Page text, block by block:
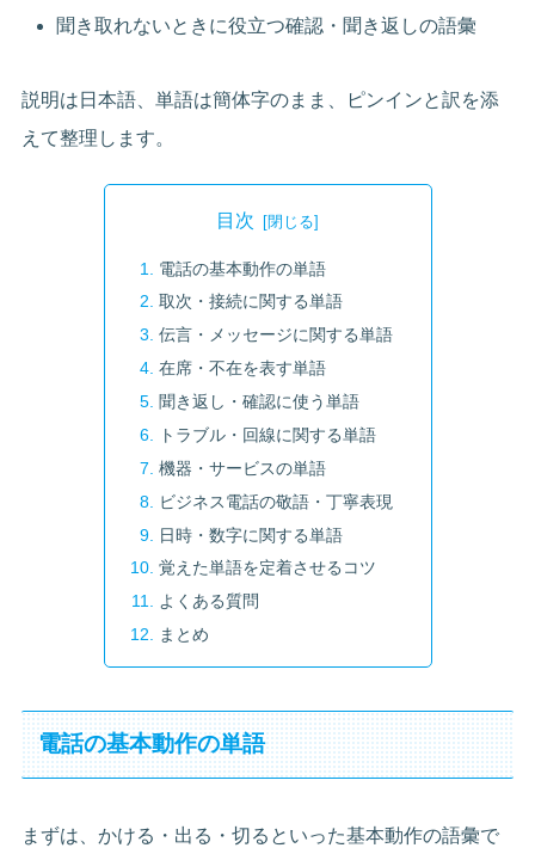
聞き取れないときに役立つ確認・聞き返しの語彙
説明は日本語、単語は簡体字のまま、ピンインと訳を添
えて整理します。
目次
電話の基本動作の単語
取次・接続に関する単語
伝言・メッセージに関する単語
在席・不在を表す単語
聞き返し・確認に使う単語
トラブル・回線に関する単語
機器・サービスの単語
ビジネス電話の敬語・丁寧表現
日時・数字に関する単語
覚えた単語を定着させるコツ
よくある質問
まとめ
電話の基本動作の単語
まずは、かける・出る・切るといった基本動作の語彙で